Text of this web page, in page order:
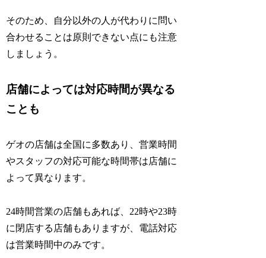
そのため、自分以外の人が代わりに問い
合わせることは原則できない点にも注意
しましょう。
店舗によっては対応時間が異なる
ことも
ゲオの店舗は全国に多数あり、営業時間
やスタッフの対応可能な時間帯は店舗に
よって異なります。
24時間営業の店舗もあれば、22時や23時
に閉店する店舗もありますが、電話対応
は営業時間中のみです。